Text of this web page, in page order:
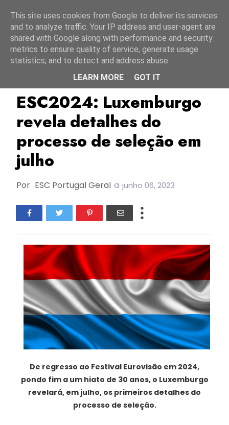
Luxemburgo RTL
ESC2024: Luxemburgo
revela detalhes do
processo de seleção em
julho
Por ESC Portugal Geral a junho 06, 2023
De regresso ao Festival Eurovisão em 2024,
pondo fim a um hiato de 30 anos, o Luxemburgo
revelará, em julho, os primeiros detalhes do
processo de seleção.
This site uses cookies from Google to deliver its services
and to analyze traffic. Your IP address and user-agent are
shared with Google along with performance and security
metrics to ensure quality of service, generate usage
statistics, and to detect and address abuse.
LEARN MORE
GOT IT